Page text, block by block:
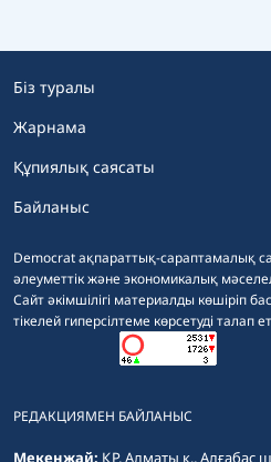
Democrat ақпараттық-сараптамалық
әлеуметтік және экономикалық
Сайт әкімшілігі материалды көшіріп
тікелей гиперсілтеме көрсетуді талап
Біз туралы
Жарнама
Құпиялық саясаты
Байланыс
РЕДАКЦИЯМЕН БАЙЛАНЫС
Мекенжай: ҚР, Алматы қ., Алғабас